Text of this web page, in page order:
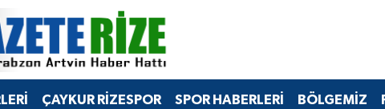
ÇAYKUR RİZESPOR SPOR HABERLERİ BÖLGEMİZ